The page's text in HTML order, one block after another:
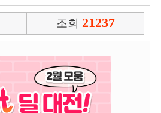
조회 21237